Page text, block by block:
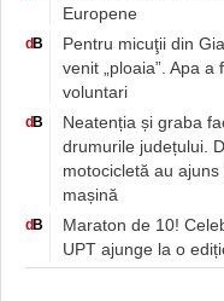
Europene
dB
Pentru micuţii din
venit „ploaia”. Apa
voluntari
dB
Neatenția și graba
drumurile județului.
motocicletă au
mașină
dB
Maraton de 10!
UPT ajunge la o